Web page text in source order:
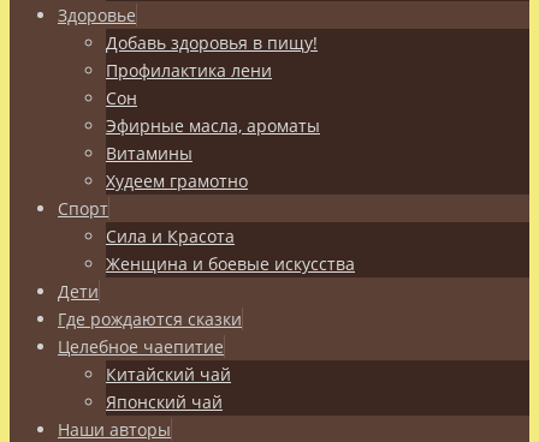
Здоровье
Добавь здоровья в пищу!
Профилактика лени
Сон
Эфирные масла, ароматы
Витамины
Худеем грамотно
Спорт
Сила и Красота
Женщина и боевые искусства
Дети
Где рождаются сказки
Целебное чаепитие
Китайский чай
Японский чай
Наши авторы